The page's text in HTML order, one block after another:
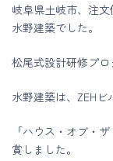
岐阜県土岐市、注
水野建築でした。
松尾式設計研修プロ
水野建築は、
「ハウス・オブ・
賞しました。